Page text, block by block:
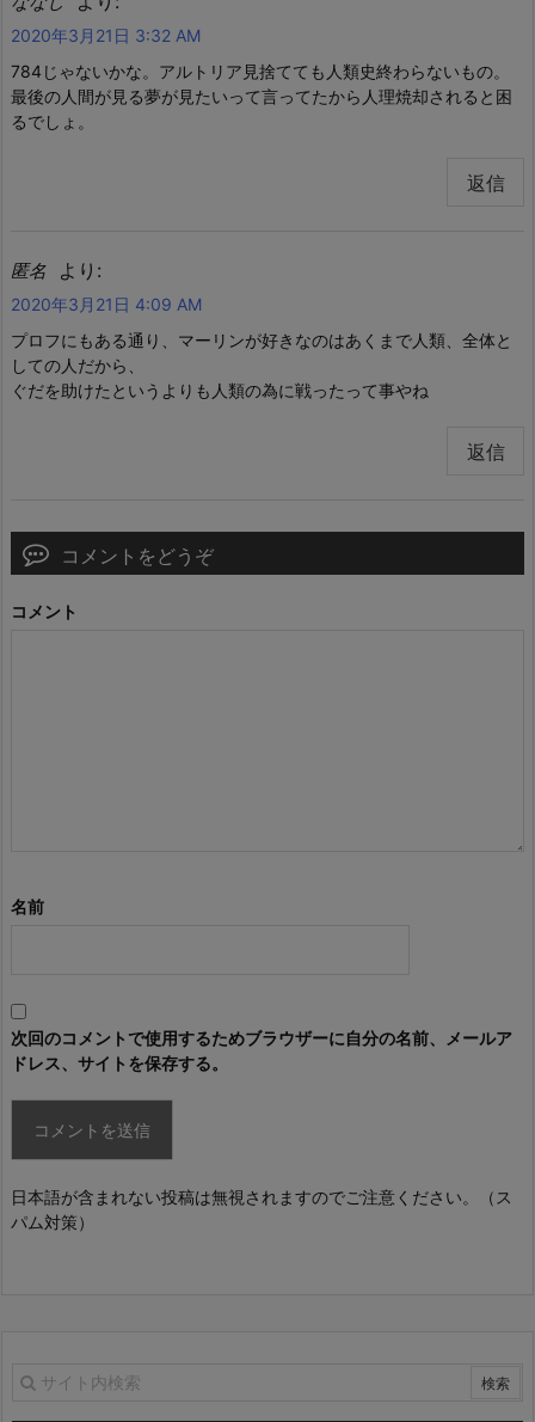
2020年3月21日 3:32 AM
784じゃないかな。アルトリア見捨てても人類史終わらないもの。
最後の人間が見る夢が見たいって言ってたから人理焼却されると困
るでしょ。
返信
匿名 より:
2020年3月21日 4:09 AM
プロフにもある通り、マーリンが好きなのはあくまで人類、全体と
しての人だから、
ぐだを助けたというよりも人類の為に戦ったって事やね
返信
コメントをどうぞ
コメント
名前
次回のコメントで使用するためブラウザーに自分の名前、メールア
ドレス、サイトを保存する。
日本語が含まれない投稿は無視されますのでご注意ください。（ス
パム対策）